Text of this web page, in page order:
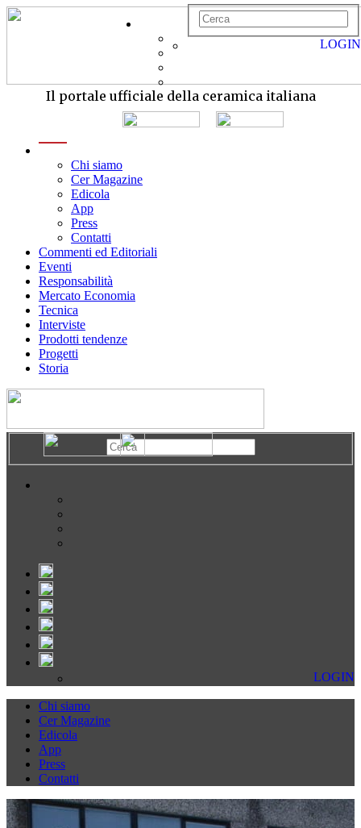
Il portale ufficiale della ceramica italiana
Chi siamo
Cer Magazine
Edicola
App
Press
Contatti
Commenti ed Editoriali
Eventi
Responsabilità
Mercato Economia
Tecnica
Interviste
Prodotti tendenze
Progetti
Storia
LOGIN
LOGIN
Chi siamo
Cer Magazine
Edicola
App
Press
Contatti